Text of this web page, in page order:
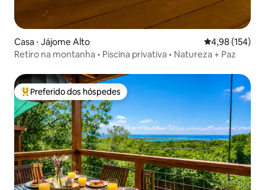
Casa ⋅ Jájome Alto 4,98 de uma
4,98 (154)
Retiro na montanha • Piscina privativa • Natureza + Paz
Entre os melhores preferidos dos hóspedes
Preferido dos hóspedes